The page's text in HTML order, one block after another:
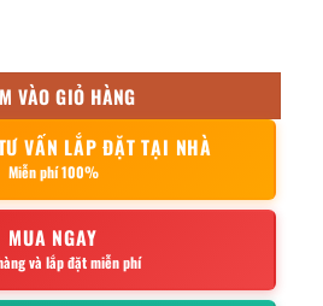
VÀO GIỎ HÀNG
VẤN LẮP ĐẶT TẠI NHÀ
Miễn phí 100%
MUA NGAY
và lắp đặt miễn phí